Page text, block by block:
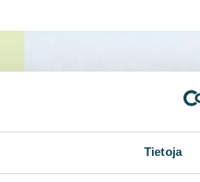
Tietoja